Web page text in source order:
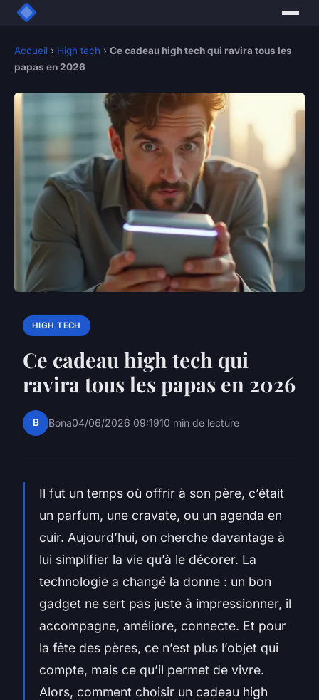
Accueil › High tech › Ce cadeau high tech qui ravira tous les
papas en 2026
HIGH TECH
Ce cadeau high tech qui
ravira tous les papas en 2026
B Bona04/06/2026 09:1910 min de lecture
Il fut un temps où offrir à son père, c’était
un parfum, une cravate, ou un agenda en
cuir. Aujourd’hui, on cherche davantage à
lui simplifier la vie qu’à le décorer. La
technologie a changé la donne : un bon
gadget ne sert pas juste à impressionner, il
accompagne, améliore, connecte. Et pour
la fête des pères, ce n’est plus l’objet qui
compte, mais ce qu’il permet de vivre.
Alors, comment choisir un cadeau high